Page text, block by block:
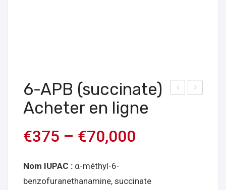
6-APB (succinate)
Acheter en ligne
€375 – €70,000
Nom IUPAC : α-méthyl-6-
benzofuranethanamine, succinate